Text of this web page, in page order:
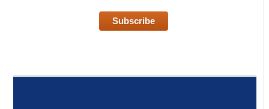
Subscribe